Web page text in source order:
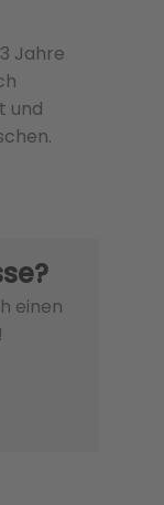
Jahre
und
einen